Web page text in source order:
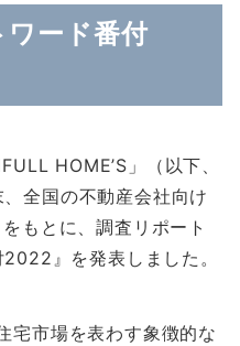
ワード番付
HOME’S」（以下、
全国の不動産会社向け
もとに、調査リポート
』を発表しました。
宅市場を表わす象徴的な